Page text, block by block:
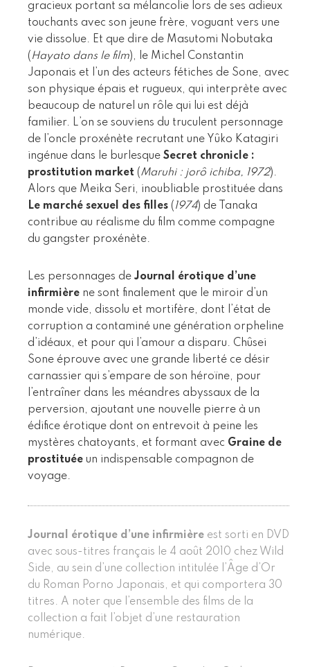
gracieux portant sa mélancolie lors de ses adieux
touchants avec son jeune frère, voguant vers une
vie dissolue. Et que dire de Masutomi Nobutaka
( Hayato dans le film), le Michel Constantin
Japonais et l’un des acteurs fétiches de Sone, avec
son physique épais et rugueux, qui interprète avec
beaucoup de naturel un rôle qui lui est déjà
familier. L’on se souviens du truculent personnage
de l’oncle proxénète recrutant une Yûko Katagiri
ingénue dans le burlesque Secret chronicle :
prostitution market (Maruhi : jorô ichiba, 1972).
Alors que Meika Seri, inoubliable prostituée dans
Le marché sexuel des filles ( 1974) de Tanaka
contribue au réalisme du film comme compagne
du gangster proxénète.
Les personnages de Journal érotique d’une
infirmière ne sont finalement que le miroir d’un
monde vide, dissolu et mortifère, dont l’état de
corruption a contaminé une génération orpheline
d’idéaux, et pour qui l’amour a disparu. Chûsei
Sone éprouve avec une grande liberté ce désir
carnassier qui s’empare de son héroïne, pour
l’entraîner dans les méandres abyssaux de la
perversion, ajoutant une nouvelle pierre à un
édifice érotique dont on entrevoit à peine les
mystères chatoyants, et formant avec Graine de
prostituée un indispensable compagnon de
voyage.
Journal érotique d’une infirmière est sorti en DVD
avec sous-titres français le 4 août 2010 chez Wild
Side, au sein d’une collection intitulée l’Âge d’Or
du Roman Porno Japonais, et qui comportera 30
titres. A noter que l’ensemble des films de la
collection a fait l’objet d’une restauration
numérique.